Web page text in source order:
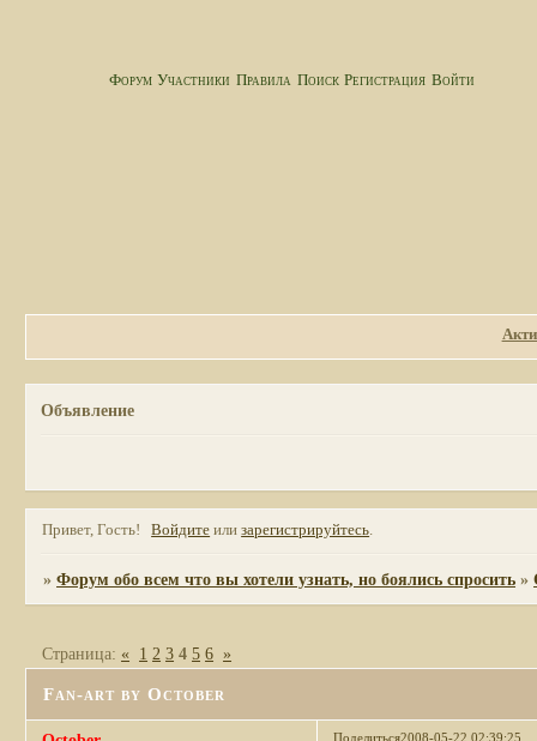
Форум Участники Правила Поиск Регистрация Войти
Объявление
Привет, Гость! Войдите илизарегистрируйтесь.
»Форум обо всем что вы хотели узнать, но боялись спросить »
Fan-art by October
Страница: « 1 2 3 4 5 6 »
Поделиться2008-05-22 02:39:25